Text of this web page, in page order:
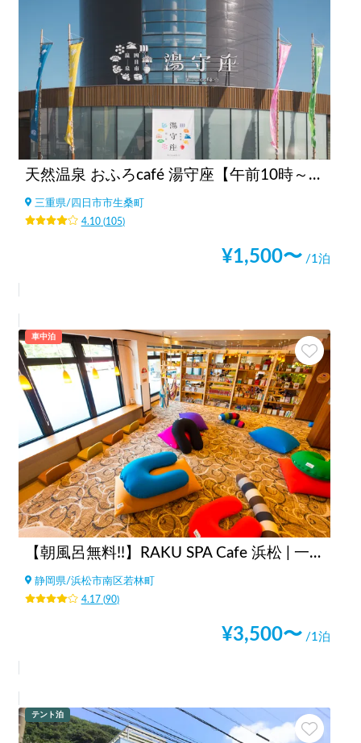
天然温泉 おふろcafé 湯守座【午前10時～翌9時まで利用可】
三重県/ 四日市市生桑町
4.10(105)
¥1,500〜 /1泊
車中泊
【朝風呂無料!!】RAKU SPA Cafe 浜松 | 一日中くつろげる/カフェ/コミック・雑誌読み放題/コワーキングスペース/浜松最大級タワーサウナ
静岡県/浜松市南区若林町
4.17(90)
¥3,500〜 /1泊
テント泊